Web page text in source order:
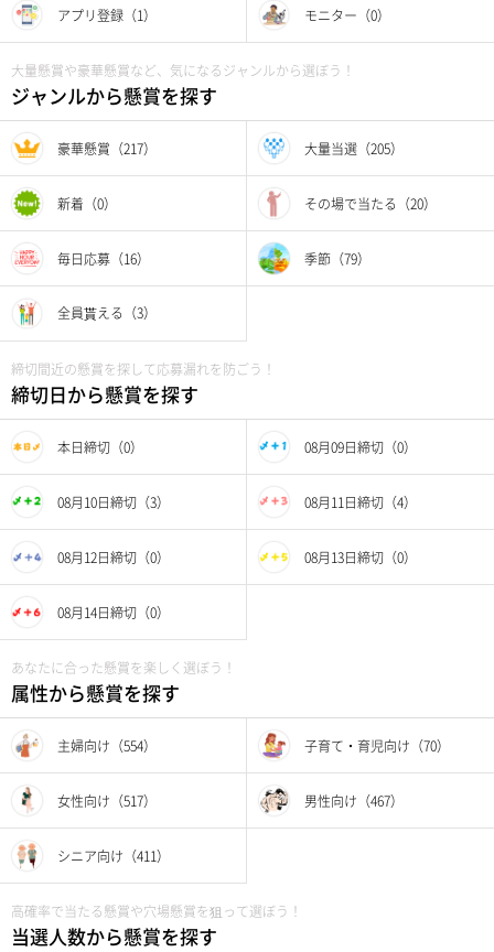
アプリ登録（1） モニター（0）
大量懸賞や豪華懸賞など、気になるジャンルから選ぼう！
ジャンルから懸賞を探す
豪華懸賞（217） 大量当選（205）
新着（0） その場で当たる（20）
毎日応募（16） 季節（79）
全員貰える（3）
締切間近の懸賞を探して応募漏れを防ごう！
締切日から懸賞を探す
本日締切（0） 08月09日締切（0）
08月10日締切（3） 08月11日締切（4）
08月12日締切（0） 08月13日締切（0）
08月14日締切（0）
あなたに合った懸賞を楽しく選ぼう！
属性から懸賞を探す
主婦向け（554） 子育て・育児向け（70）
女性向け（517） 男性向け（467）
シニア向け（411）
高確率で当たる懸賞や穴場懸賞を狙って選ぼう！
当選人数から懸賞を探す